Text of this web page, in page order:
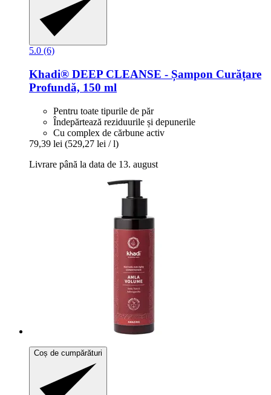
5.0 (6)
Khadi® DEEP CLEANSE -​ Șampon Curățare
Profundă, 150 ml
Pentru toate tipurile de păr
Îndepărtează reziduurile și depunerile
Cu complex de cărbune activ
79,39 lei (529,27 lei / l)
Livrare până la data de 13. august
Coș de cumpărături